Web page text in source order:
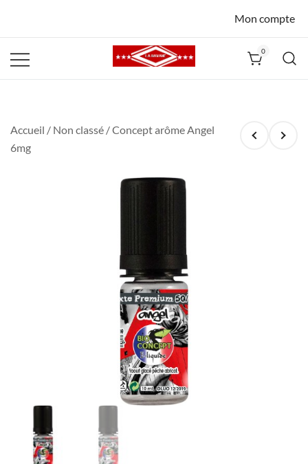
Mon compte
0
Accueil / Non classé / Concept arôme Angel
6mg